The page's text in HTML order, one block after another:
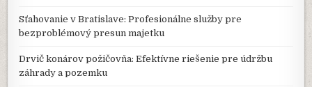
Sťahovanie v Bratislave: Profesionálne služby pre
bezproblémový presun majetku
Drvič konárov požičovňa: Efektívne riešenie pre údržbu
záhrady a pozemku